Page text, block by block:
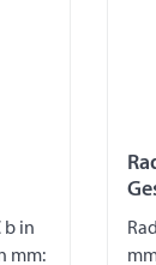
b in
mm: